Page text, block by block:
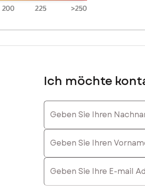
Ich möchte
Geben Sie Ihren
Geben Sie Ihren Vornamen
E-mail